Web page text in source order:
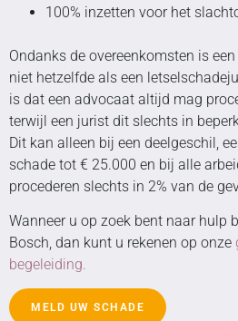
100% inzetten voor het
Ondanks de overeenkomsten is
niet hetzelfde als een
is dat een advocaat altijd mag
terwijl een jurist dit slechts in
Dit kan alleen bij een deelgeschil,
schade tot € 25.000 en bij alle
procederen slechts in 2% van de
Wanneer u op zoek bent naar hulp
Bosch, dan kunt u rekenen op onze
begeleiding.
MELD UW SCHADE